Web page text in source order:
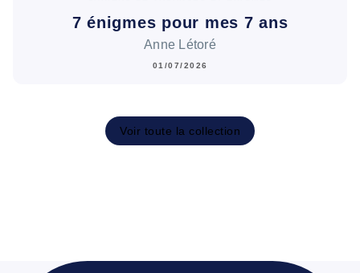
7 énigmes pour mes 7 ans
Anne Létoré
01/07/2026
Voir toute la collection